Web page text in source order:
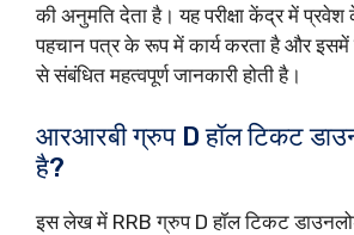
की अनुमति देता है। यह परीक्षा केंद्र में
पहचान पत्र के रूप में कार्य करता है और इसमें
से संबंधित महत्वपूर्ण जानकारी होती है।
आरआरबी ग्रुप D हॉल टिकट
है?
इस लेख में RRB ग्रुप D हॉल टिकट